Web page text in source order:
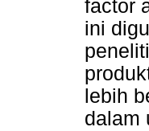
factor
ini
lebih
dalam